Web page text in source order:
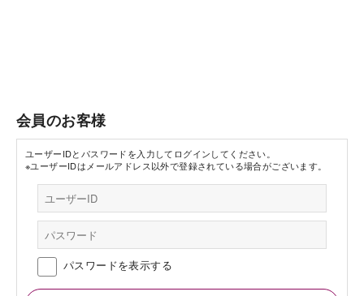
会員のお客様
ユーザーIDとパスワードを入力してログインしてください。
※ユーザーIDはメールアドレス以外で登録されている場合がございます。
パスワードを表示する